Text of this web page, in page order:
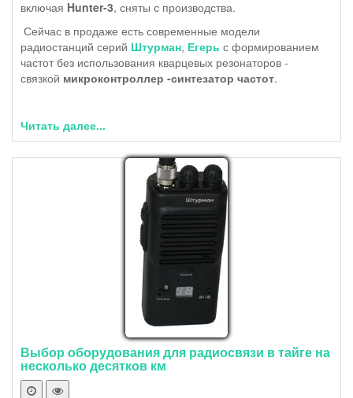
включая Hunter-3, сняты с производства.
Сейчас в продаже есть современные модели
радиостанций серий Штурман, Егерь с формированием
частот без использования кварцевых резонаторов -
связкой микроконтроллер -синтезатор частот.
Читать далее...
Выбор оборудования для радиосвязи в тайге на
несколько десятков км